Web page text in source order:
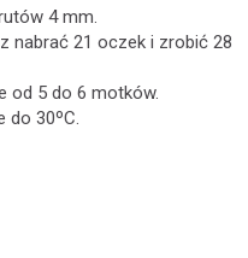
4 mm.
nabrać 21 oczek i zrobić 28
od 5 do 6 motków.
do 30ºC.